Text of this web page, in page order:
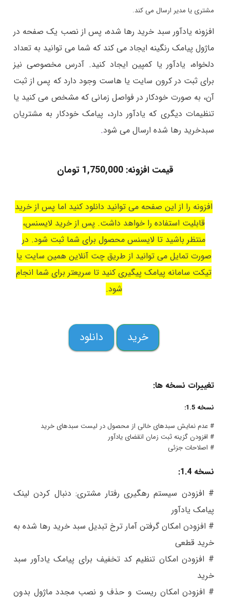
مشتری یا مدیر ارسال می کند.
افزونه یادآور سبد خرید رها شده، پس از نصب یک صفحه در
ماژول پیامک رنگینه ایجاد می کند که شما می توانید به تعداد
دلخواه، یادآور یا کمپین ایجاد کنید. آدرس مخصوصی نیز
برای ثبت در کرون سایت یا هاست وجود دارد که پس از ثبت
آن، به صورت خودکار در فواصل زمانی که مشخص می کنید یا
تنظیمات دیگری که یادآور دارد، پیامک خودکار به مشتریان
سبدخرید رها شده ارسال می شود.
قیمت افزونه: 1,750,000 تومان
افزونه را از این صفحه می توانید دانلود کنید اما پس از خرید
قابلیت استفاده را خواهد داشت. پس از خرید لایسنس،
منتظر باشید تا لایسنس محصول برای شما ثبت شود. در
صورت تمایل می توانید از طریق چت آنلاین همین سایت یا
تیکت سامانه پیامک پیگیری کنید تا سریعتر برای شما انجام
شود.
خرید دانلود
تغییرات نسخه ها:
نسخه 1.5:
# عدم نمایش سبدهای خالی از محصول در لیست سبدهای خرید
# افزودن گزینه ثبت زمان انقضای یادآور
# اصلاحات جزئی
نسخه 1.4:
# افزودن سیستم رهگیری رفتار مشتری: دنبال کردن لینک
پیامک یادآور
# افزودن امکان گرفتن آمار ترخ تبدیل سبد خرید رها شده به
خرید قطعی
# افزودن امکان تنظیم کد تخفیف برای پیامک یادآور سبد
خرید
# افزودن امکان ریست و حذف و نصب مجدد ماژول بدون